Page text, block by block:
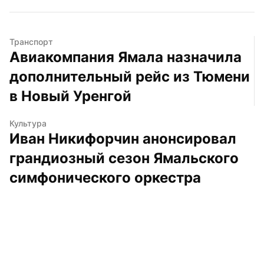
Транспорт
Авиакомпания Ямала назначила
дополнительный рейс из Тюмени
в Новый Уренгой
Культура
Иван Никифорчин анонсировал
грандиозный сезон Ямальского
симфонического оркестра